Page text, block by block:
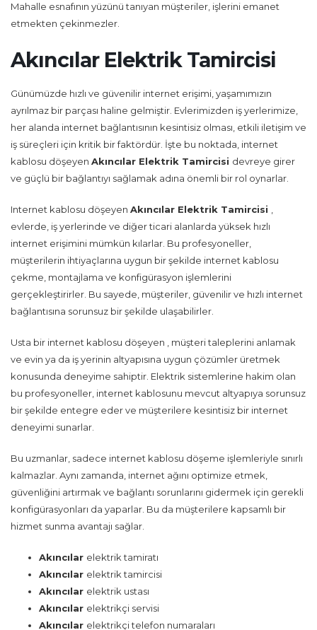
Mahalle esnafının yüzünü tanıyan müşteriler, işlerini emanet
etmekten çekinmezler.
Akıncılar Elektrik Tamircisi
Günümüzde hızlı ve güvenilir internet erişimi, yaşamımızın
ayrılmaz bir parçası haline gelmiştir. Evlerimizden iş yerlerimize,
her alanda internet bağlantısının kesintisiz olması, etkili iletişim ve
iş süreçleri için kritik bir faktördür. İşte bu noktada, internet
kablosu döşeyen Akıncılar Elektrik Tamircisi devreye girer
ve güçlü bir bağlantıyı sağlamak adına önemli bir rol oynarlar.
Internet kablosu döşeyen Akıncılar Elektrik Tamircisi
evlerde, iş yerlerinde ve diğer ticari alanlarda yüksek hızlı
internet erişimini mümkün kılarlar. Bu profesyoneller,
müşterilerin ihtiyaçlarına uygun bir şekilde internet kablosu
çekme, montajlama ve konfigürasyon işlemlerini
gerçekleştirirler. Bu sayede, müşteriler, güvenilir ve hızlı internet
bağlantısına sorunsuz bir şekilde ulaşabilirler.
Usta bir internet kablosu döşeyen , müşteri taleplerini anlamak
ve evin ya da iş yerinin altyapısına uygun çözümler üretmek
konusunda deneyime sahiptir. Elektrik sistemlerine hakim olan
bu profesyoneller, internet kablosunu mevcut altyapıya sorunsuz
bir şekilde entegre eder ve müşterilere kesintisiz bir internet
deneyimi sunarlar.
Bu uzmanlar, sadece internet kablosu döşeme işlemleriyle sınırlı
kalmazlar. Aynı zamanda, internet ağını optimize etmek,
güvenliğini artırmak ve bağlantı sorunlarını gidermek için gerekli
konfigürasyonları da yaparlar. Bu da müşterilere kapsamlı bir
hizmet sunma avantajı sağlar.
Akıncılar elektrik tamiratı
Akıncılar elektrik tamircisi
Akıncılar elektrik ustası
Akıncılar elektrikçi servisi
Akıncılar elektrikçi telefon numaraları